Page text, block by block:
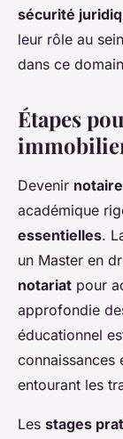
sécurité
leur rôle au
dans ce
Étapes
Devenir
académique
essentielles.
un Master en
notariat pour
approfondie
éducationnel
connaissances
entourant les
Les stages